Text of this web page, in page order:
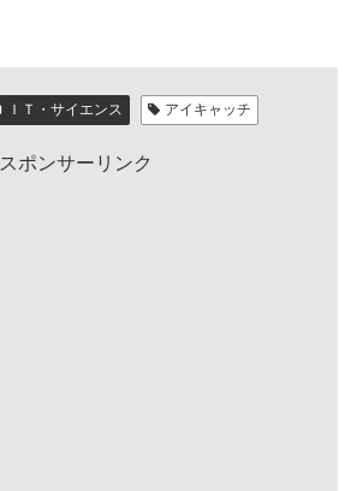
ＩＴ・サイエンス アイキャッチ
スポンサーリンク